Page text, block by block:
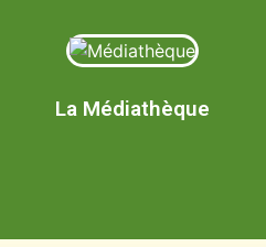
La Médiathèque
Médiathèque
Livres, BD, documentaires, jeux de